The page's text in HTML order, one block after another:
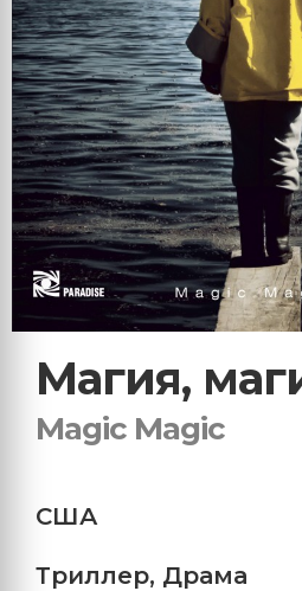
Магия,
Magic Magic
США
Триллер, Драма